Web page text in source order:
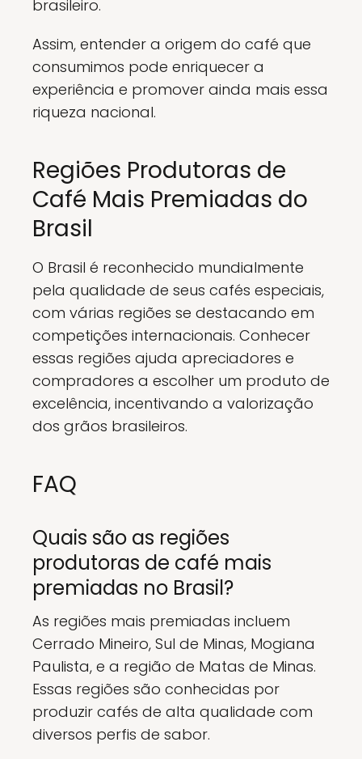
brasileiro.
Assim, entender a origem do café que
consumimos pode enriquecer a
experiência e promover ainda mais essa
riqueza nacional.
Regiões Produtoras de
Café Mais Premiadas do
Brasil
O Brasil é reconhecido mundialmente
pela qualidade de seus cafés especiais,
com várias regiões se destacando em
competições internacionais. Conhecer
essas regiões ajuda apreciadores e
compradores a escolher um produto de
excelência, incentivando a valorização
dos grãos brasileiros.
FAQ
Quais são as regiões
produtoras de café mais
premiadas no Brasil?
As regiões mais premiadas incluem
Cerrado Mineiro, Sul de Minas, Mogiana
Paulista, e a região de Matas de Minas.
Essas regiões são conhecidas por
produzir cafés de alta qualidade com
diversos perfis de sabor.